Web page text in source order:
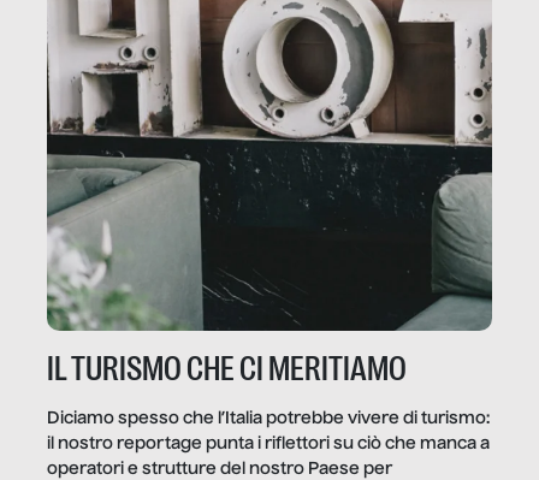
IL TURISMO CHE CI MERITIAMO
Diciamo spesso che l’Italia potrebbe vivere di turismo:
il nostro reportage punta i riflettori su ciò che manca a
operatori e strutture del nostro Paese per